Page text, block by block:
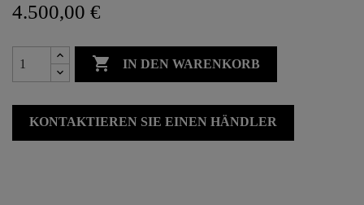
4.500,00 €
 IN DEN WARENKORB
KONTAKTIEREN SIE EINEN HÄNDLER